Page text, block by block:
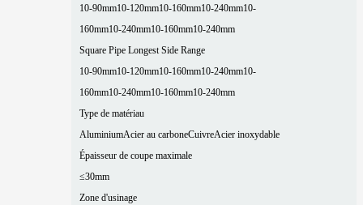
10-90mm10-120mm10-160mm10-240mm10-
160mm10-240mm10-160mm10-240mm
Square Pipe Longest Side Range
10-90mm10-120mm10-160mm10-240mm10-
160mm10-240mm10-160mm10-240mm
Type de matériau
AluminiumAcier au carboneCuivreAcier inoxydable
Épaisseur de coupe maximale
≤30mm
Zone d'usinage